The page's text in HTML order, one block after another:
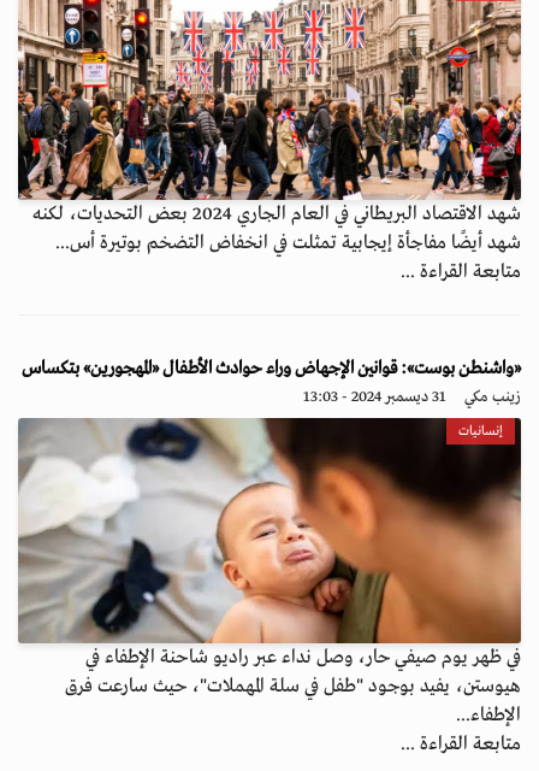
شهد الاقتصاد البريطاني في العام الجاري 2024 بعض التحديات، لكنه
شهد أيضًا مفاجأة إيجابية تمثلت في انخفاض التضخم بوتيرة أس...
متابعة القراءة ...
«واشنطن بوست»: قوانين الإجهاض وراء حوادث الأطفال «المهجورين» بتكساس
زينب مكي 31 ديسمبر 2024 - 13:03
إنسانيات
في ظهر يوم صيفي حار، وصل نداء عبر راديو شاحنة الإطفاء في
هيوستن، يفيد بوجود "طفل في سلة المهملات"، حيث سارعت فرق
الإطفاء...
متابعة القراءة ...